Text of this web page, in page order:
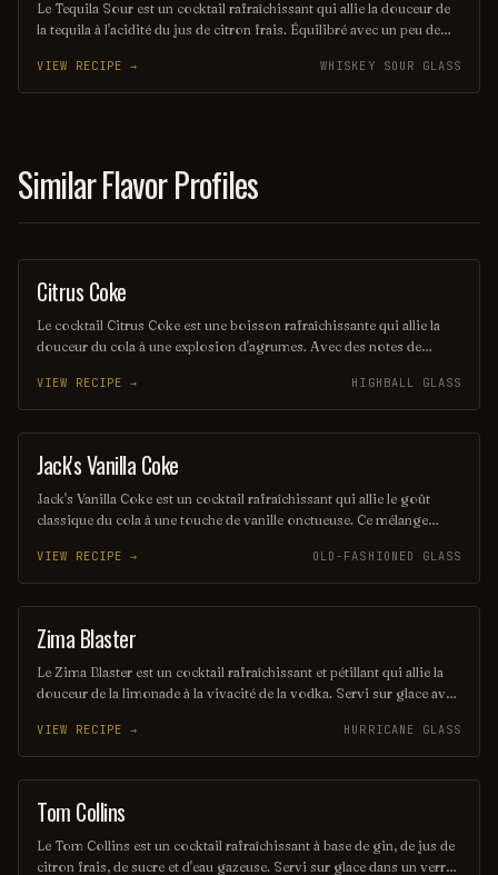
Le Tequila Sour est un cocktail rafraîchissant qui allie la douceur de
la tequila à l'acidité du jus de citron frais. Équilibré avec un peu de
veloutée, il offre une expérience gustative à la fois vive et onctueuse.
Parfait pour les amateurs de cocktails qui recherchent une touche
VIEW RECIPE → WHISKEY SOUR GLASS
Similar Flavor Profiles
SOFT DRINK
Citrus Coke
Le cocktail Citrus Coke est une boisson rafraîchissante qui allie la
douceur du cola à une explosion d'agrumes. Avec des notes de
parfaite pour les journées ensoleillées. Savourez ce mélange
audacieux qui réveille les sens et apporte une touche de fraîcheur à
vos soirées.
VIEW RECIPE → HIGHBALL GLASS
OTHER / UNKNOWN
Jack's Vanilla Coke
Jack's Vanilla Coke est un cocktail rafraîchissant qui allie le goût
classique du cola à une touche de vanille onctueuse. Ce mélange
fois douce et pétillante, idéale pour se détendre ou célébrer une
occasion spéciale. Laissez-vous séduire par cette fusion délicieuse
qui ravira vos papilles.
VIEW RECIPE → OLD-FASHIONED GLASS
ORDINARY DRINK
Zima Blaster
Le Zima Blaster est un cocktail rafraîchissant et pétillant qui allie la
douceur de la limonade à la vivacité de la vodka. Servi sur glace avec
pour les soirées estivales. Laissez-vous séduire par son goût fruité
et sa légèreté en bouche !
VIEW RECIPE → HURRICANE GLASS
ORDINARY DRINK
Tom Collins
Le Tom Collins est un cocktail rafraîchissant à base de gin, de jus de
citron frais, de sucre et d'eau gazeuse. Servi sur glace dans un verre